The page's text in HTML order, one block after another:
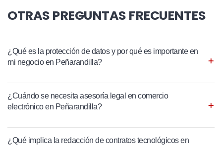
OTRAS PREGUNTAS FRECUENTES
¿Qué es la protección de datos y por qué es importante en
mi negocio en Peñarandilla?
¿Cuándo se necesita asesoría legal en comercio
electrónico en Peñarandilla?
¿Qué implica la redacción de contratos tecnológicos en